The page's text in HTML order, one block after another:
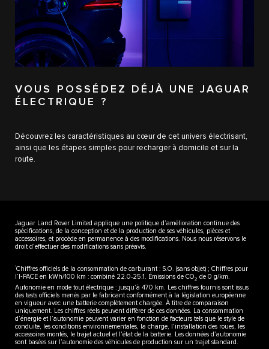
VOUS POSSÉDEZ DÉJÀ UNE JAGUAR
ÉLECTRIQUE ?
Découvrez les caractéristiques au cœur de cet univers électrisant,
ainsi que les étapes simples pour recharger à domicile et sur la
route.
Jaguar Land Rover Limited applique une politique d’amélioration continue des
spécifications, de la conception et de la production de ses véhicules, pièces et
accessoires, et procède en permanence à des modifications. Nous nous réservons le
droit d’effectuer des modifications sans préavis.
*Chiffres officiels de la consommation de carburant : S.O. (sans objet) ; Chiffres pour
l’I‑PACE en kWh/100 km : combiné 22.0-25.1. Émissions de CO2 de 0 g/km.
Autonomie en mode tout électrique : jusqu’à 470 km. Les chiffres fournis sont issus
des tests officiels menés par le fabricant conformément à la législation européenne
en vigueur avec une batterie complètement chargée. À titre de comparaison
uniquement. Les chiffres réels peuvent différer de ces données. La consommation
d’énergie et l’autonomie peuvent varier en fonction de facteurs tels que le style de
conduite, les conditions environnementales, la charge, l’installation des roues, les
accessoires montés, le trajet actuel et l’état de la batterie. Les données d’autonomie
sont basées sur l’autonomie des véhicules de production sur un trajet standard.